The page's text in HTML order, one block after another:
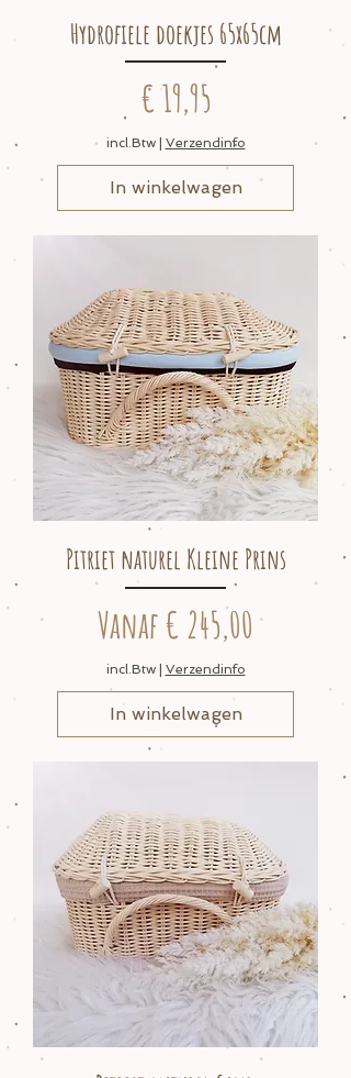
Hydrofiele doekjes 65x65cm
Prijs
€ 19,95
incl.Btw Verzendinfo
In winkelwagen
Pitriet naturel Kleine Prins
Vanaf€ 245,00
Verkoopprijs
incl.Btw | Verzendinfo
In winkelwagen